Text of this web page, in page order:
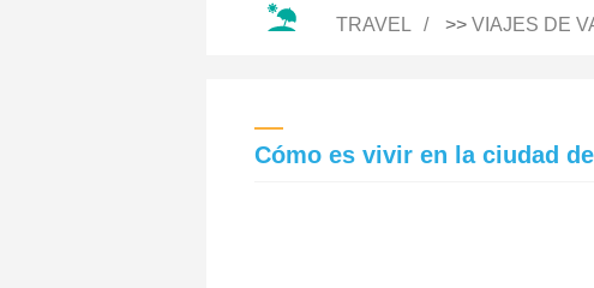
TRAVEL >> VIAJES DE
Cómo es vivir en la ciudad